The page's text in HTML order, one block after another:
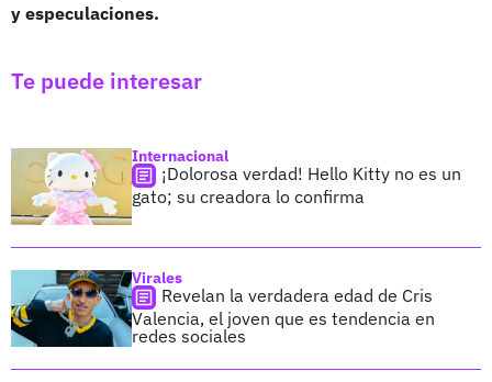
y especulaciones.
Te puede interesar
Internacional
¡Dolorosa verdad! Hello Kitty no es un
gato; su creadora lo confirma
Virales
Revelan la verdadera edad de Cris
Valencia, el joven que es tendencia en
redes sociales